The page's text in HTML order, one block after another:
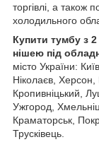
торгівлі, а також
холодильного
Купити тумбу з
нішею під
місто України:
Ніколаєв, Херсон,
Кропивніцький,
Ужгород,
Краматорськ,
Трусківець.